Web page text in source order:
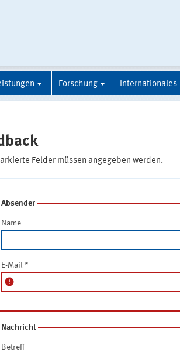
Forschung Internationales
Felder müssen angegeben werden.
Absender
Name
E-Mail *
error
Nachricht
Betreff